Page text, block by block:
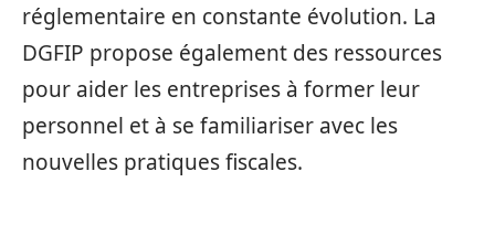
réglementaire en constante évolution. La
DGFIP propose également des ressources
pour aider les entreprises à former leur
personnel et à se familiariser avec les
nouvelles pratiques fiscales.